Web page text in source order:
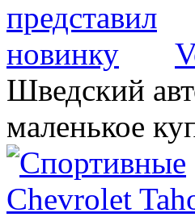
Шведский
маленькое